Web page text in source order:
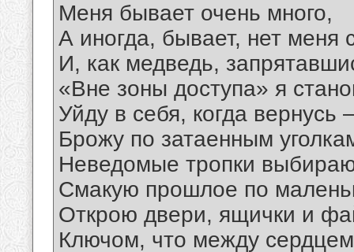
Меня бывает очень много,
А иногда, бывает, нет меня
И, как медведь,
«Вне зоны доступа» я
Уйду в себя, когда вернусь
Брожу по затаенным
Неведомые тропки
Смакую прошлое по
Открою двери, ящички и
Ключом, что между